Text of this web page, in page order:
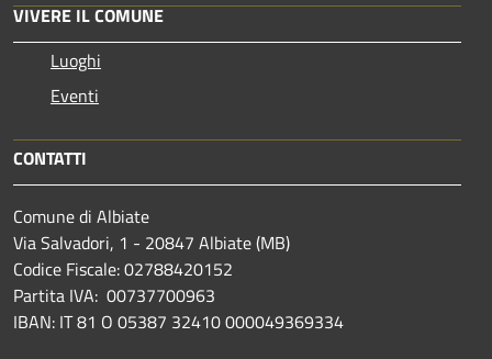
VIVERE IL COMUNE
Luoghi
Eventi
CONTATTI
Comune di Albiate
Via Salvadori, 1 - 20847 Albiate (MB)
Codice Fiscale: 02788420152
Partita IVA: 00737700963
IBAN: IT 81 O 05387 32410 000049369334